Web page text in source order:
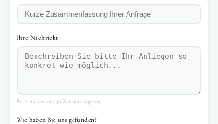
Ihre Nachricht
Bitte mindestens 30 Zeichen angeben.
Wie haben Sie uns gefunden?